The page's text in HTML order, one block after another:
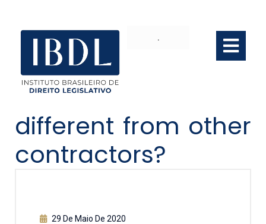
.
What makes you
different from other
contractors?
29 De Maio De 2020